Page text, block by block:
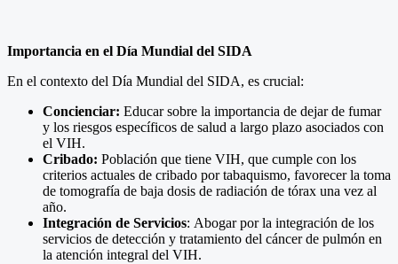
Importancia en el Día Mundial del SIDA
En el contexto del Día Mundial del SIDA, es crucial:
Concienciar: Educar sobre la importancia de dejar de fumar
y los riesgos específicos de salud a largo plazo asociados con
el VIH.
Cribado: Población que tiene VIH, que cumple con los
criterios actuales de cribado por tabaquismo, favorecer la toma
de tomografía de baja dosis de radiación de tórax una vez al
año.
Integración de Servicios: Abogar por la integración de los
servicios de detección y tratamiento del cáncer de pulmón en
la atención integral del VIH.